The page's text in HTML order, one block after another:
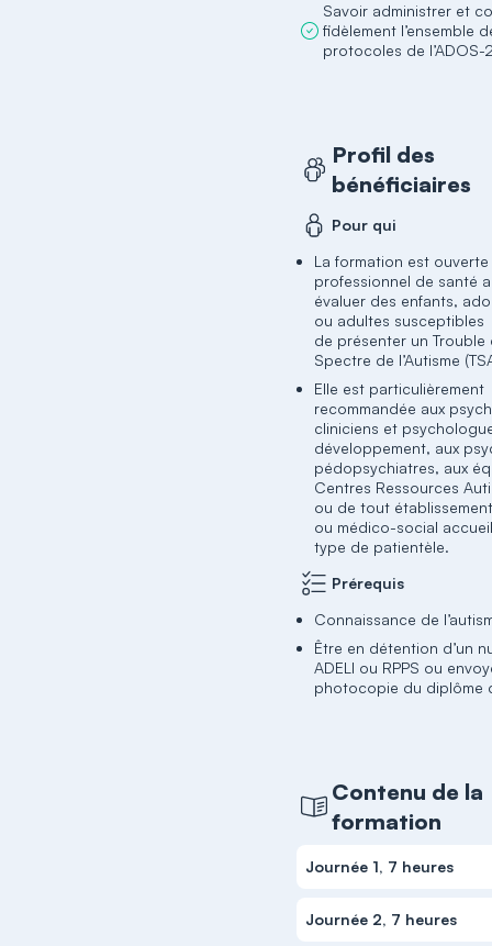
Savoir administrer et
fidèlement l’ensemble
protocoles de l’ADOS-
Profil des
bénéficiaires
Pour qui
La formation est
professionnel de santé
évaluer des enfants,
ou adultes susceptibles
de présenter un Trouble
Spectre de l’Autisme
Elle est particulièrement
recommandée aux
cliniciens et
développement, aux
pédopsychiatres, aux
Centres Ressources
ou de tout
ou médico-social
type de patientèle.
Prérequis
Connaissance de
Être en détention d’un
ADELI ou RPPS ou
photocopie du diplôme
Contenu de la
formation
Journée 1, 7 heures
Journée 2, 7 heures